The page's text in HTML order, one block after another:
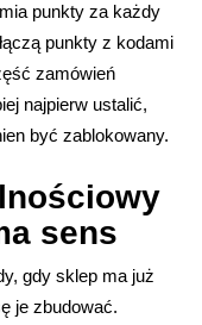
punkty za każdy
punkty z kodami
zamówień
najpierw ustalić,
być zablokowany.
sens
gdy sklep ma już
je zbudować.